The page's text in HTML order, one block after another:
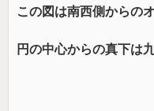
この図は南西側からの
円の中心からの真下は